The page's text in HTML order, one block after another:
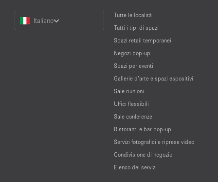
Language
Italiano
Tutte le località
Tutti i tipi di spazi
Spazi retail temporanei
Negozi pop-up
Spazi per eventi
Gallerie d’arte e spazi espositivi
Sale riunioni
Uffici flessibili
Sale conferenze
Ristoranti e bar pop-up
Servizi fotografici e riprese video
Condivisione di negozio
Elenco dei servizi